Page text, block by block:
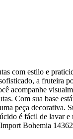
com estilo e
a fruteira
acompanhe
Com sua base
peça decorativa.
é fácil de lavar
Bohemia